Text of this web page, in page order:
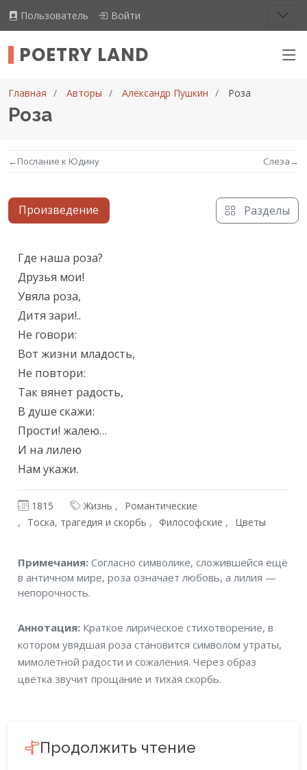
Пользователь Войти
POETRY LAND
Главная Авторы Александр Пушкин Роза
Роза
←Послание к Юдину Слеза→
Произведение Разделы
Текст произведения
Где наша роза?
Друзья мои!
Увяла роза,
Дитя зари!..
Не говори:
Вот жизни младость,
Не повтори:
Так вянет радость,
В душе скажи:
Прости! жалею…
И на лилею
Нам укажи.
1815 Жизнь
Романтические
Тоска, трагедия и скорбь
Философские Цветы
Примечания
Примечания:Согласно символике, сложившейся ещё
в античном мире, роза означает любовь, а лилия —
непорочность.
Аннотация
Аннотация: Краткое лирическое стихотворение, в
котором увядшая роза становится символом утраты,
мимолётной радости и сожаления. Через образ
цветка звучит прощание и тихая скорбь.
Продолжить чтение